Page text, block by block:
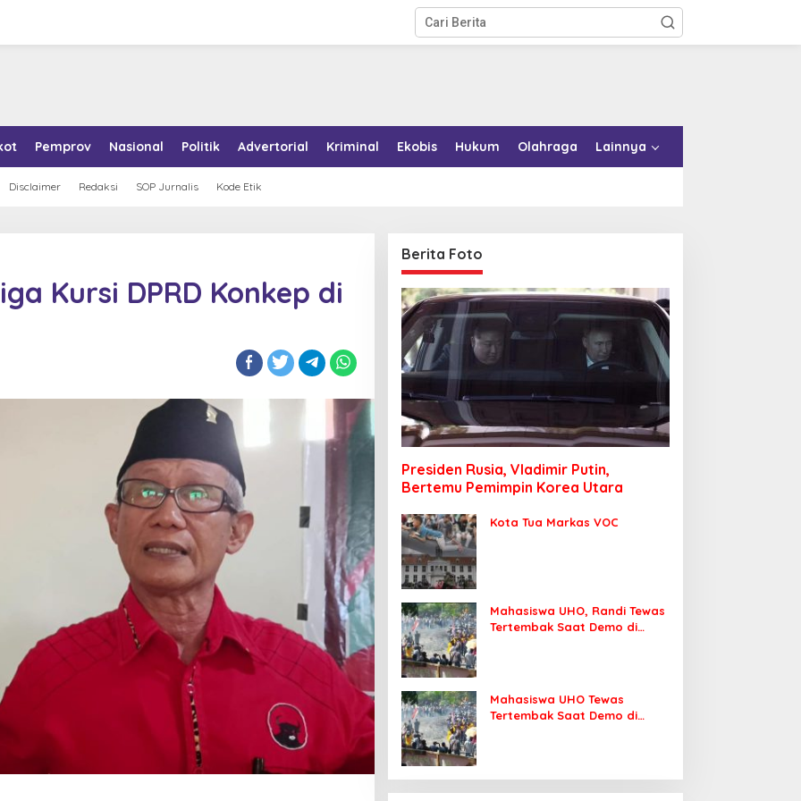
Pemprov Nasional Politik Advertorial Kriminal Ekobis Hukum Olahraga Lainnya
Disclaimer Redaksi SOP Jurnalis Kode Etik
Kursi DPRD Konkep di
Berita Foto
Presiden Rusia, Vladimir Putin,
Bertemu Pemimpin Korea Utara
Kota Tua Markas VOC
Mahasiswa UHO, Randi Tewas
Tertembak Saat Demo di
Mahasiswa UHO Tewas
Tertembak Saat Demo di